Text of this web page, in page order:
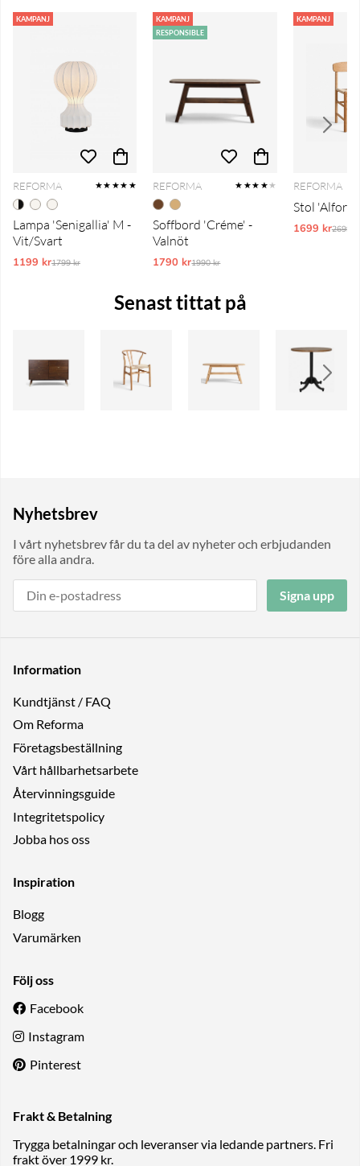
KAMPANJ
REFORMA ★★★★★
Lampa 'Senigallia' M -
Vit/Svart
1199 krOrdinarie pris:
1799 kr
KAMPANJ
RESPONSIBLE
REFORMA ★★★★★
Soffbord 'Créme' -
Valnöt
1790 krOrdinarie pris:
1990 kr
KAMPANJ
REFORMA
Stol 'Alfors'
1699 kr2699 kr
Senast tittat på
Nyhetsbrev
I vårt nyhetsbrev får du ta del av nyheter och erbjudanden
före alla andra.
Signa upp
Information
Kundtjänst / FAQ
Om Reforma
Företagsbeställning
Vårt hållbarhetsarbete
Återvinningsguide
Integritetspolicy
Jobba hos oss
Inspiration
Blogg
Varumärken
Följ oss
Facebook
Instagram
Pinterest
Frakt & Betalning
Trygga betalningar och leveranser via ledande partners. Fri
frakt över 1999 kr.